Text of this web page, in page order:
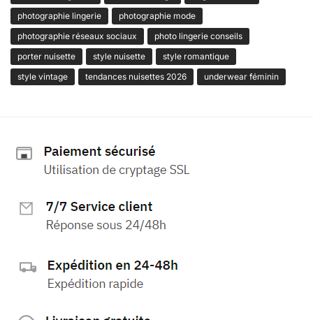
photographie lingerie
photographie mode
photographie réseaux sociaux
photo lingerie conseils
porter nuisette
style nuisette
style romantique
style vintage
tendances nuisettes 2026 underwear féminin